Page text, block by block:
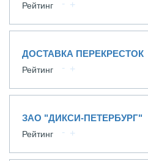
Рейтинг
ДОСТАВКА ПЕРЕКРЕСТОК
Рейтинг
ЗАО "ДИКСИ-ПЕТЕРБУРГ"
Рейтинг